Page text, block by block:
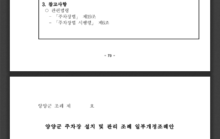
- 73 -
3.
참고사항
○
관련법령
-
「주차장법 」 제19조
-
「주차장법 시행령 」 제6조
양양군 조례 제 호
양양군 주차장 설치 및 관리 조례 일부개정조례안